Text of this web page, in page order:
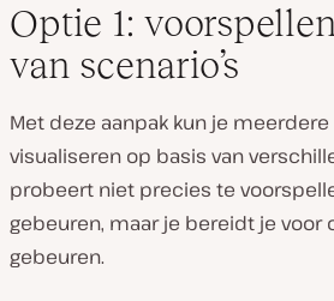
Optie 1:
van scenario’s
Met deze aanpak kun je
visualiseren op basis van
probeert niet precies te
gebeuren, maar je bereidt je voor
gebeuren.